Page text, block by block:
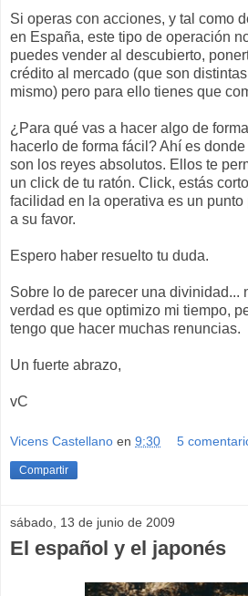
Si operas con acciones, y tal como
en España, este tipo de operación
puedes vender al descubierto,
crédito al mercado (que son
mismo) pero para ello tienes que
¿Para qué vas a hacer algo de
hacerlo de forma fácil? Ahí es
son los reyes absolutos. Ellos te
un click de tu ratón. Click, estás
facilidad en la operativa es un
a su favor.
Espero haber resuelto tu duda.
Sobre lo de parecer una divinidad...
verdad es que optimizo mi tiempo,
tengo que hacer muchas renuncias.
Un fuerte abrazo,
vC
Vicens Castellano en 9:30 5
Compartir
sábado, 13 de junio de 2009
El español y el japonés